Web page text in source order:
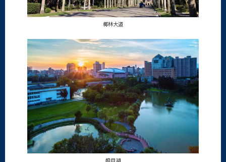
椰林大道
酔月湖